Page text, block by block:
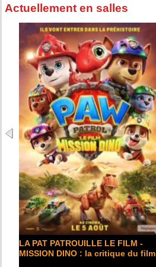
Actuellement en salles
LA PAT PATROUILLE LE FILM -
MISSION DINO : la critique du film